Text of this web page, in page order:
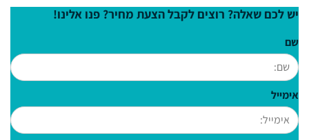
יש לכם שאלה? רוצים לקבל הצעת מחיר? פנו אלינו!
שם
אימייל